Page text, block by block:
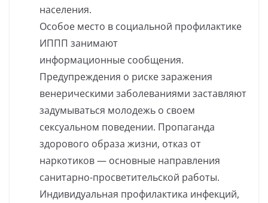
населения.
Особое место в социальной профилактике
ИППП занимают
информационные сообщения.
Предупреждения о риске заражения
венерическими заболеваниями заставляют
задумываться молодежь о своем
сексуальном поведении. Пропаганда
здорового образа жизни, отказ от
наркотиков — основные направления
санитарно-просветительской работы.
Индивидуальная профилактика инфекций,